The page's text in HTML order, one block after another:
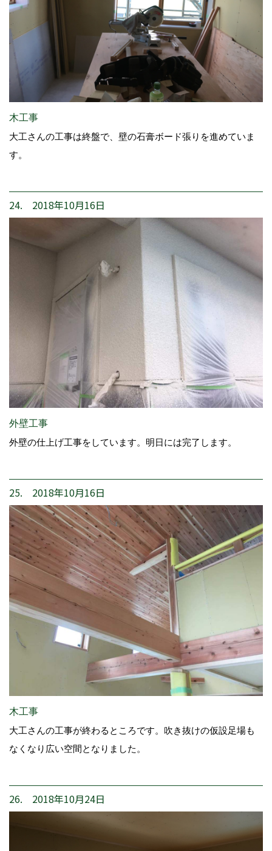
木工事
大工さんの工事は終盤で、壁の石膏ボード張りを進めていま
す。
24. 2018年10月16日
外壁工事
外壁の仕上げ工事をしています。明日には完了します。
25. 2018年10月16日
木工事
大工さんの工事が終わるところです。吹き抜けの仮設足場も
なくなり広い空間となりました。
26. 2018年10月24日